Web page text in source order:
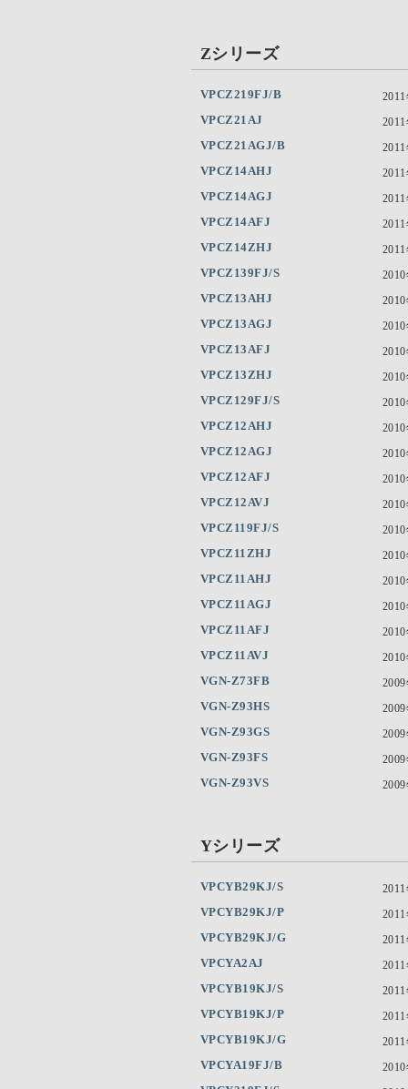
Zシリーズ
VPCZ219FJ/B
VPCZ21AJ
VPCZ21AGJ/B
VPCZ14AHJ
VPCZ14AGJ
VPCZ14AFJ
VPCZ14ZHJ
VPCZ139FJ/S
VPCZ13AHJ
VPCZ13AGJ
VPCZ13AFJ
VPCZ13ZHJ
VPCZ129FJ/S
VPCZ12AHJ
VPCZ12AGJ
VPCZ12AFJ
VPCZ12AVJ
VPCZ119FJ/S
VPCZ11ZHJ
VPCZ11AHJ
VPCZ11AGJ
VPCZ11AFJ
VPCZ11AVJ
VGN-Z73FB
VGN-Z93HS
VGN-Z93GS
VGN-Z93FS
VGN-Z93VS
Yシリーズ
VPCYB29KJ/S
VPCYB29KJ/P
VPCYB29KJ/G
VPCYA2AJ
VPCYB19KJ/S
VPCYB19KJ/P
VPCYB19KJ/G
VPCYA19FJ/B